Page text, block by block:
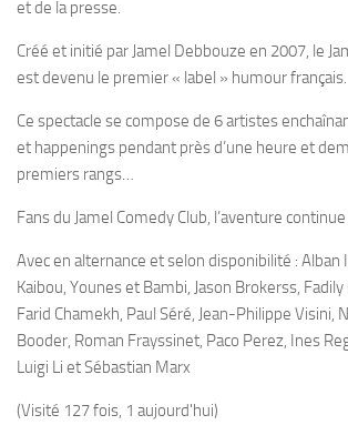
et de la presse.
Créé et initié par Jamel Debbouze en 2007, le
est devenu le premier « label » humour français.
Ce spectacle se compose de 6 artistes
et happenings pendant près d’une heure et
premiers rangs…
Fans du Jamel Comedy Club, l’aventure continue
Avec en alternance et selon disponibilité : Alban
Kaibou, Younes et Bambi, Jason Brokerss, Fadily
Farid Chamekh, Paul Séré, Jean-Philippe Visini,
Booder, Roman Frayssinet, Paco Perez, Ines
Luigi Li et Sébastian Marx
(Visité 127 fois, 1 aujourd'hui)